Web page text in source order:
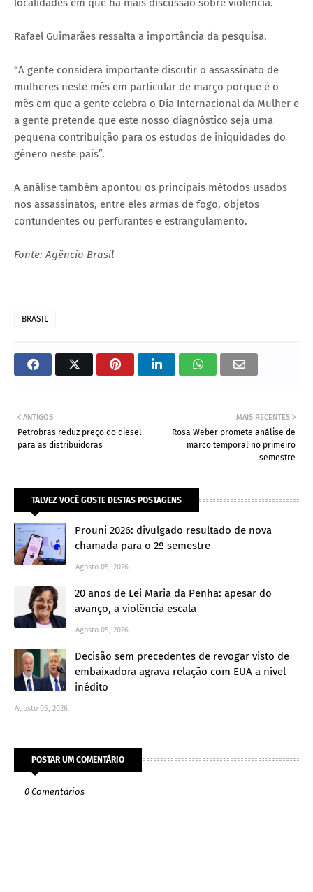
localidades em que há mais discussão sobre violência.
Rafael Guimarães ressalta a importância da pesquisa.
“A gente considera importante discutir o assassinato de
mulheres neste mês em particular de março porque é o
mês em que a gente celebra o Dia Internacional da Mulher e
a gente pretende que este nosso diagnóstico seja uma
pequena contribuição para os estudos de iniquidades do
gênero neste país”.
A análise também apontou os principais métodos usados
nos assassinatos, entre eles armas de fogo, objetos
contundentes ou perfurantes e estrangulamento.
Fonte: Agência Brasil
BRASIL
MAIS RECENTES
Rosa Weber promete análise de
marco temporal no primeiro
semestre
ANTIGOS
Petrobras reduz preço do diesel
para as distribuidoras
TALVEZ VOCÊ GOSTE DESTAS POSTAGENS
Prouni 2026: divulgado resultado de nova
chamada para o 2º semestre
Agosto 05, 2026
20 anos de Lei Maria da Penha: apesar do
avanço, a violência escala
Agosto 05, 2026
Decisão sem precedentes de revogar visto de
embaixadora agrava relação com EUA a nível
inédito
Agosto 05, 2026
POSTAR UM COMENTÁRIO
0 Comentários